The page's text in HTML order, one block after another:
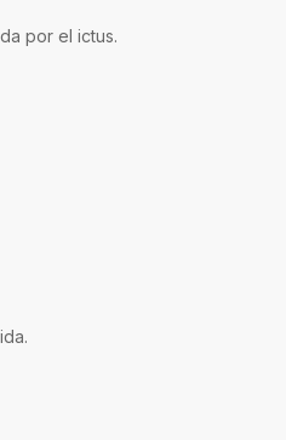
por el ictus.